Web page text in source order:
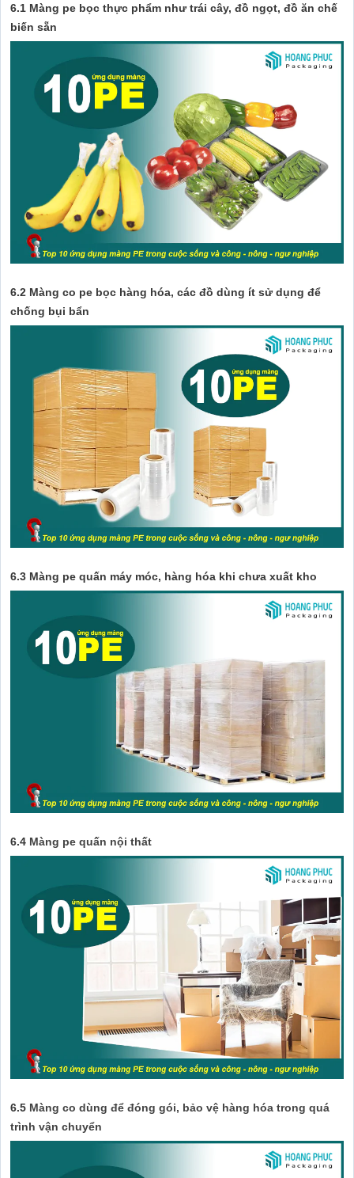
6.1 Màng pe bọc thực phẩm như trái cây, đồ ngọt, đồ ăn chế
biến sẵn
6.2 Màng co pe bọc hàng hóa, các đồ dùng ít sử dụng để
chống bụi bẩn
6.3 Màng pe quấn máy móc, hàng hóa khi chưa xuất kho
6.4 Màng pe quấn nội thất
6.5 Màng co dùng để đóng gói, bảo vệ hàng hóa trong quá
trình vận chuyển